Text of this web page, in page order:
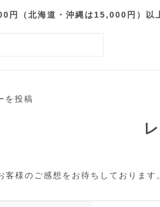
（北海道・沖縄は15,000円）以
を投稿
客様のご感想をお待ちしております